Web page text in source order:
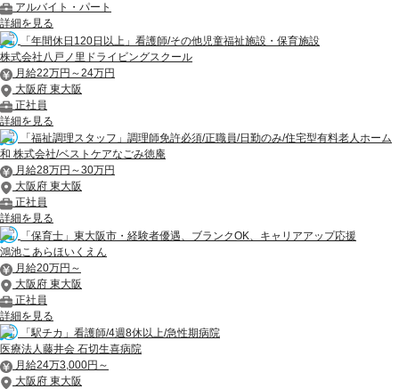
アルバイト・パート
詳細を見る
「年間休日120日以上」看護師/その他児童福祉施設・保育施設
株式会社八戸ノ里ドライビングスクール
月給22万円～24万円
大阪府 東大阪
正社員
詳細を見る
「福祉調理スタッフ」調理師免許必須/正職員/日勤のみ/住宅型有料老人ホーム
和 株式会社/ベストケアなごみ徳庵
月給28万円～30万円
大阪府 東大阪
正社員
詳細を見る
「保育士」東大阪市・経験者優遇、ブランクOK、キャリアアップ応援
鴻池こあらほいくえん
月給20万円～
大阪府 東大阪
正社員
詳細を見る
「駅チカ」看護師/4週8休以上/急性期病院
医療法人藤井会 石切生喜病院
月給24万3,000円～
大阪府 東大阪